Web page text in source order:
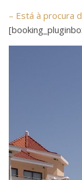
– Está à procura